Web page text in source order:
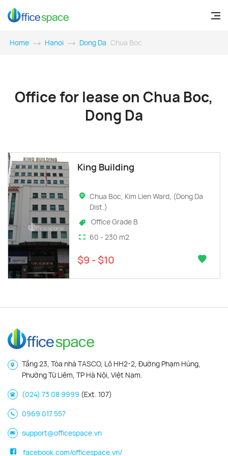
Home Hanoi Dong Da Chua Boc
Office for lease on Chua Boc,
Dong Da
King Building
Chua Boc, Kim Lien Ward, (Dong Da
Dist.)
Office Grade B
60 - 230 m2
$9 - $10
Tầng 23, Tòa nhà TASCO, Lô HH2-2, Đường Phạm Hùng,
Phường Từ Liêm, TP Hà Nội, Việt Nam.
(024) 73 08 9999 (Ext. 107)
0969 017 557
support@officespace.vn
facebook.com/officespace.vn/